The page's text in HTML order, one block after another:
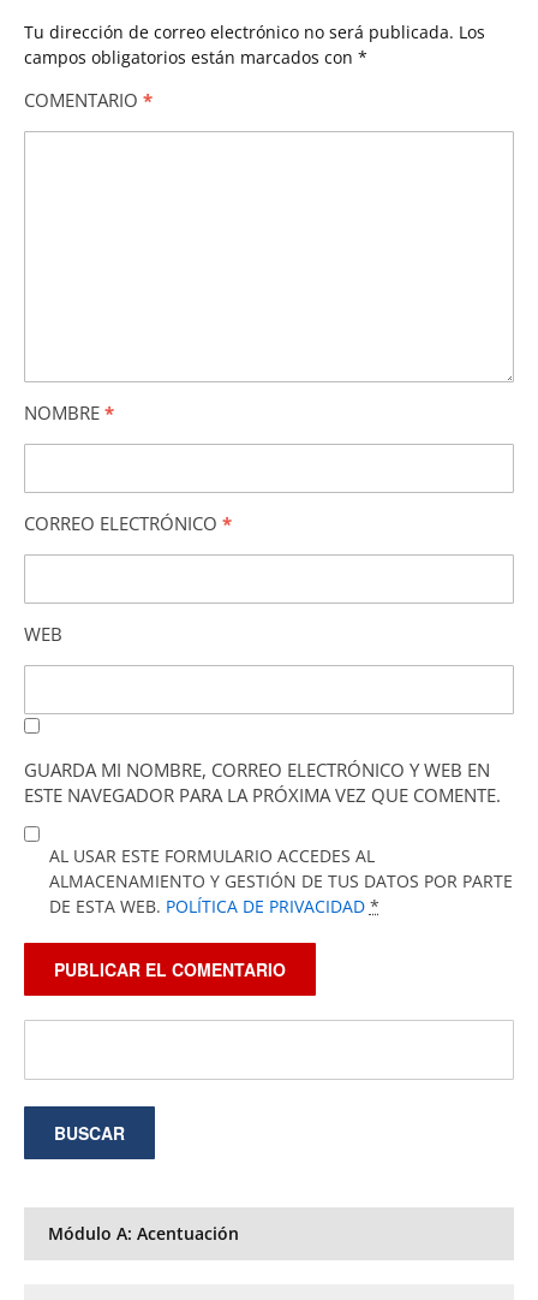
Tu dirección de correo electrónico no será publicada. Los
campos obligatorios están marcados con *
COMENTARIO *
NOMBRE *
CORREO ELECTRÓNICO *
WEB
GUARDA MI NOMBRE, CORREO ELECTRÓNICO Y WEB EN
ESTE NAVEGADOR PARA LA PRÓXIMA VEZ QUE COMENTE.
AL USAR ESTE FORMULARIO ACCEDES AL
ALMACENAMIENTO Y GESTIÓN DE TUS DATOS POR PARTE
DE ESTA WEB. POLÍTICA DE PRIVACIDAD *
Módulo A: Acentuación